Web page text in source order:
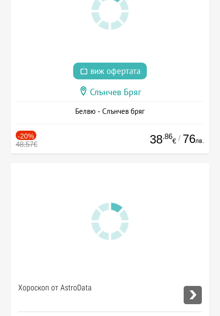
виж офертата
Слънчев Бряг
Белвю - Слънчев бряг
-20%
48.57€ 38.86
€ / 76лв.
Хороскоп от AstroData